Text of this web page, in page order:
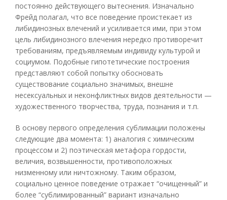
постоянно действующего вытеснения. Изначально
Фрейд полагал, что все поведение проистекает из
либидинозных влечений и усиливается ими, при этом
цель либидинозного влечения нередко противоречит
требованиям, предъявляемым индивиду культурой и
социумом. Подобные гипотетические построения
представляют собой попытку обосновать
существование социально значимых, внешне
несексуальных и неконфликтных видов деятельности —
художественного творчества, труда, познания и т.п.
В основу первого определения сублимации положены
следующие два момента: 1) аналогия с химическим
процессом и 2) поэтическая метафора гордости,
величия, возвышенности, противоположных
низменному или ничтожному. Таким образом,
социально ценное поведение отражает “очищенный” и
более “сублимированный” вариант изначально